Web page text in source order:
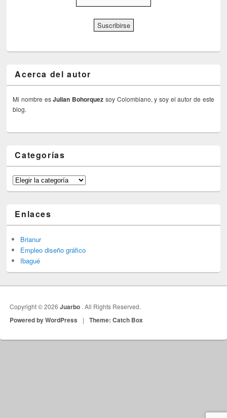
Acerca del autor
Mi nombre esJulian Bohorquez soy Colombiano, y soy el autor de este
blog.
Categorías
Categorías
Enlaces
Brianur
Empleo diseño gráfico
Ibagué
Copyright © 2026Juarbo . All Rights Reserved.
Powered by WordPress | Theme: Catch Box